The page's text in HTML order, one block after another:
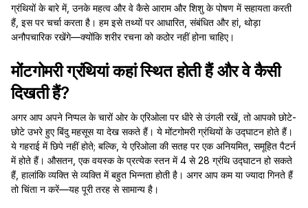
ग्रंथियों के बारे में, उनके महत्व और वे कैसे आराम और शिशु के पोषण में सहायता करती
हैं, इस पर चर्चा करता है। हम इसे तथ्यों पर आधारित, संबंधित और हां, थोड़ा
अनौपचारिक रखेंगे—क्योंकि शरीर रचना को कठोर नहीं होना चाहिए।
मोंटगोमरी ग्रंथियां कहां स्थित होती हैं और वे कैसी
दिखती हैं?
अगर आप अपने निप्पल के चारों ओर के एरिओला पर धीरे से उंगली रखें, तो आपको छोटे-
छोटे उभरे हुए बिंदु महसूस या देख सकते हैं। ये मोंटगोमरी ग्रंथियों के उद्घाटन होते हैं।
ये गहराई में छिपे नहीं होते; बल्कि, ये एरिओला की सतह पर एक अनियमित, समूहित पैटर्न
में होते हैं। औसतन, एक वयस्क के प्रत्येक स्तन में 4 से 28 ग्रंथि उद्घाटन हो सकते
हैं, हालांकि व्यक्ति से व्यक्ति में बहुत भिन्नता होती है। अगर आप कम या ज्यादा गिनते हैं
तो चिंता न करें—यह पूरी तरह से सामान्य है।